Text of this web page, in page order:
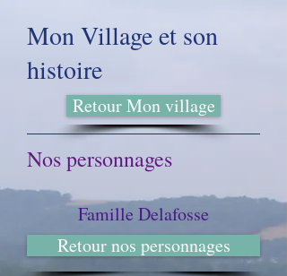
Mon Village et son
histoire
Retour Mon village
Nos personnages
Famille Delafosse
Retour nos personnages